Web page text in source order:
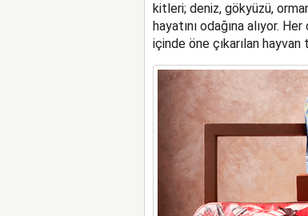
kitleri; deniz, gökyüzü,
hayatını odağına alıyor.
içinde öne çıkarılan